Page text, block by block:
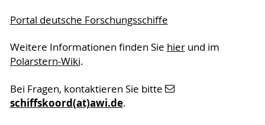
Portal deutsche Forschungsschiffe
Weitere Informationen finden Sie hierund im
Polarstern-Wiki.
Bei Fragen, kontaktieren Sie bitte
schiffskoord(at)awi.de.